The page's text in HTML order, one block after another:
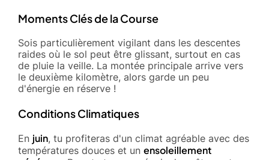
Moments Clés de la Course
Sois particulièrement vigilant dans les descentes
raides où le sol peut être glissant, surtout en cas
de pluie la veille. La montée principale arrive vers
le deuxième kilomètre, alors garde un peu
d'énergie en réserve !
Conditions Climatiques
En juin, tu profiteras d'un climat agréable avec des
températures douces et un ensoleillement